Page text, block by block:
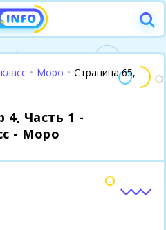
• Моро • Страница 65,
4, Часть 1 -
- Моро